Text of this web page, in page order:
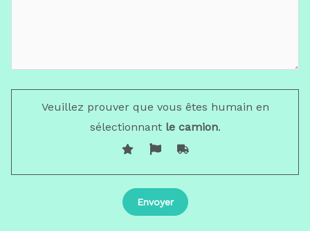
Veuillez prouver que vous êtes humain en
sélectionnantle camion.